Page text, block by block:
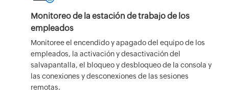
Monitoreo de la estación de trabajo de los
empleados
Monitoree el encendido y apagado del equipo de los
empleados, la activación y desactivación del
salvapantalla, el bloqueo y desbloqueo de la consola y
las conexiones y desconexiones de las sesiones
remotas.